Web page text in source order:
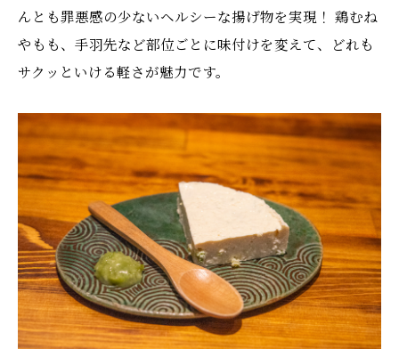
んとも罪悪感の少ないヘルシーな揚げ物を実現！ 鶏むね
やもも、手羽先など部位ごとに味付けを変えて、どれも
サクッといける軽さが魅力です。